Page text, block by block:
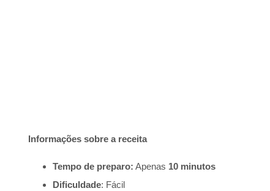
Informações sobre a receita
Tempo de preparo: Apenas 10 minutos
Dificuldade: Fácil